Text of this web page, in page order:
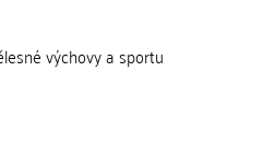
výchovy a sportu